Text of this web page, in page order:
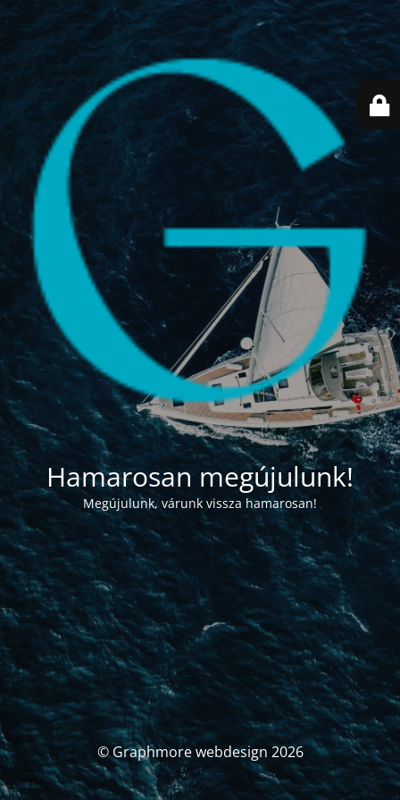
Hamarosan megújulunk!
Megújulunk, várunk vissza hamarosan!
© Graphmore webdesign 2026